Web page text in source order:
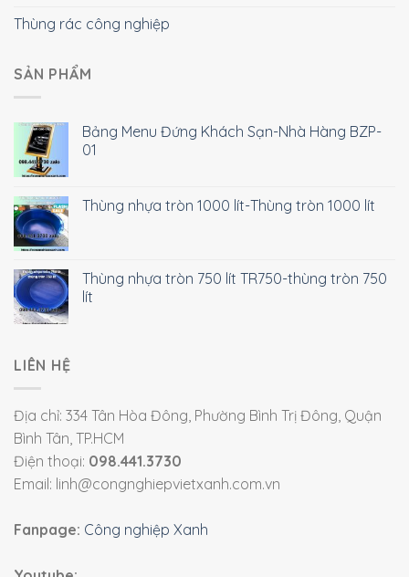
Thùng rác công nghiệp
SẢN PHẨM
Bảng Menu Đứng Khách Sạn-Nhà Hàng BZP-
01
Thùng nhựa tròn 1000 lít-Thùng tròn 1000 lít
Thùng nhựa tròn 750 lít TR750-thùng tròn 750
lít
LIÊN HỆ
Địa chỉ: 334 Tân Hòa Đông, Phường Bình Trị Đông, Quận
Bình Tân, TP.HCM
Điện thoại: 098.441.3730
Email: linh@congnghiepvietxanh.com.vn
Fanpage: Công nghiệp Xanh